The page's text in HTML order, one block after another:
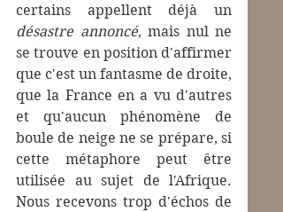
désastre annoncé, mais nul ne
se trouve en position d'affirmer
que c'est un fantasme de droite,
que la France en a vu d'autres
et qu'aucun phénomène de
boule de neige ne se prépare, si
cette métaphore peut être
utilisée au sujet de l'Afrique.
Nous recevons trop d'échos de